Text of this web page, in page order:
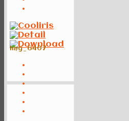
img_6407